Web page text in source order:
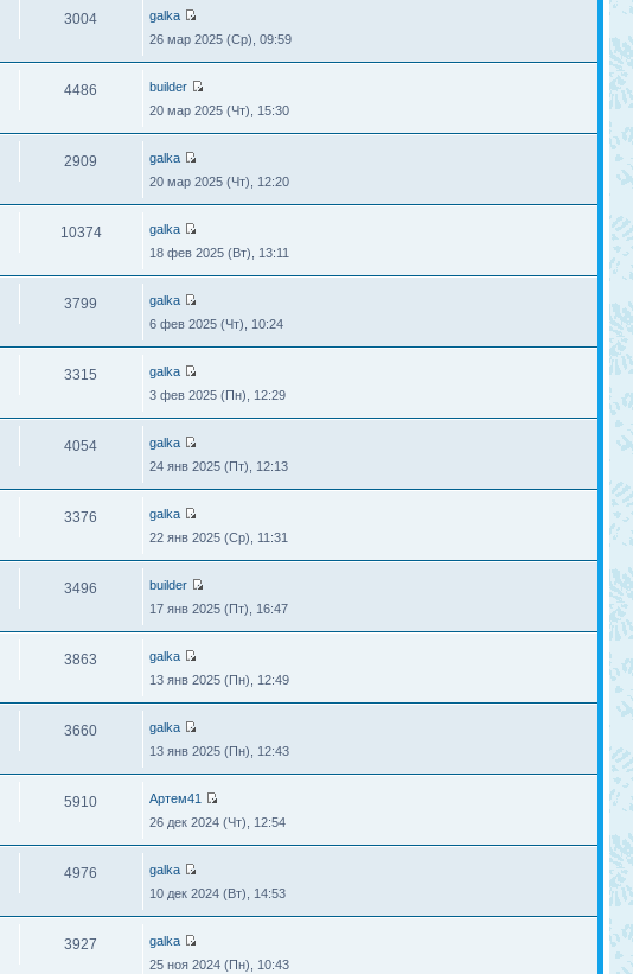
3004
galka
26 мар 2025 (Ср), 09:59
4486
builder
20 мар 2025 (Чт), 15:30
2909
galka
20 мар 2025 (Чт), 12:20
10374
galka
18 фев 2025 (Вт), 13:11
3799
galka
6 фев 2025 (Чт), 10:24
3315
galka
3 фев 2025 (Пн), 12:29
4054
galka
24 янв 2025 (Пт), 12:13
3376
galka
22 янв 2025 (Ср), 11:31
3496
builder
17 янв 2025 (Пт), 16:47
3863
galka
13 янв 2025 (Пн), 12:49
3660
galka
13 янв 2025 (Пн), 12:43
5910
Артем41
26 дек 2024 (Чт), 12:54
4976
galka
10 дек 2024 (Вт), 14:53
3927
galka
25 ноя 2024 (Пн), 10:43